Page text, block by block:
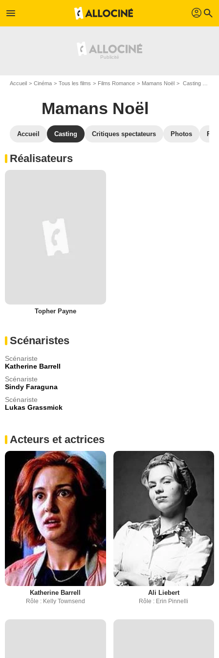
menu profil search
Accueil Cinéma Tous les films Films Romance Mamans Noël Casting Mamans Noël
Mamans Noël
Accueil Casting Critiques spectateurs Photos
Réalisateurs
Topher Payne
Scénaristes
Scénariste
Katherine Barrell
Scénariste
Sindy Faraguna
Scénariste
Lukas Grassmick
Acteurs et actrices
Katherine Barrell
Rôle : Kelly Townsend
Ali Liebert
Rôle : Erin Pinnelli